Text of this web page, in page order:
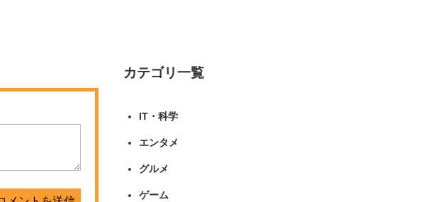
カテゴリ一覧
IT・科学
エンタメ
グルメ
ゲーム